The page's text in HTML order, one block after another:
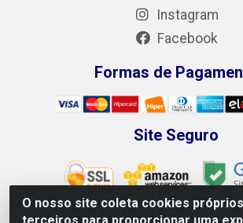
O nosso site coleta cookies
Instagram
Facebook
Formas de
Site Seguro